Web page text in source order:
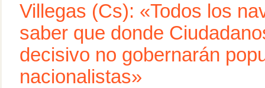
Villegas (Cs): «Todos los
saber que donde
decisivo no gobernarán
nacionalistas»